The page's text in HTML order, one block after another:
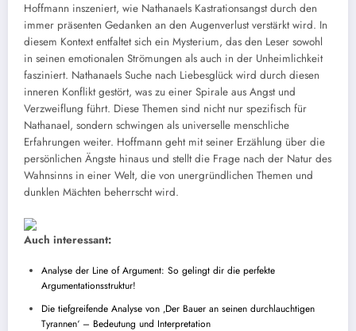
Hoffmann inszeniert, wie Nathanaels Kastrationsangst durch den
immer präsenten Gedanken an den Augenverlust verstärkt wird. In
diesem Kontext entfaltet sich ein Mysterium, das den Leser sowohl
in seinen emotionalen Strömungen als auch in der Unheimlichkeit
fasziniert. Nathanaels Suche nach Liebesglück wird durch diesen
inneren Konflikt gestört, was zu einer Spirale aus Angst und
Verzweiflung führt. Diese Themen sind nicht nur spezifisch für
Nathanael, sondern schwingen als universelle menschliche
Erfahrungen weiter. Hoffmann geht mit seiner Erzählung über die
persönlichen Ängste hinaus und stellt die Frage nach der Natur des
Wahnsinns in einer Welt, die von unergründlichen Themen und
dunklen Mächten beherrscht wird.
Auch interessant:
Analyse der Line of Argument: So gelingt dir die perfekte
Argumentationsstruktur!
Die tiefgreifende Analyse von ‚Der Bauer an seinen durchlauchtigen
Tyrannen‘ – Bedeutung und Interpretation